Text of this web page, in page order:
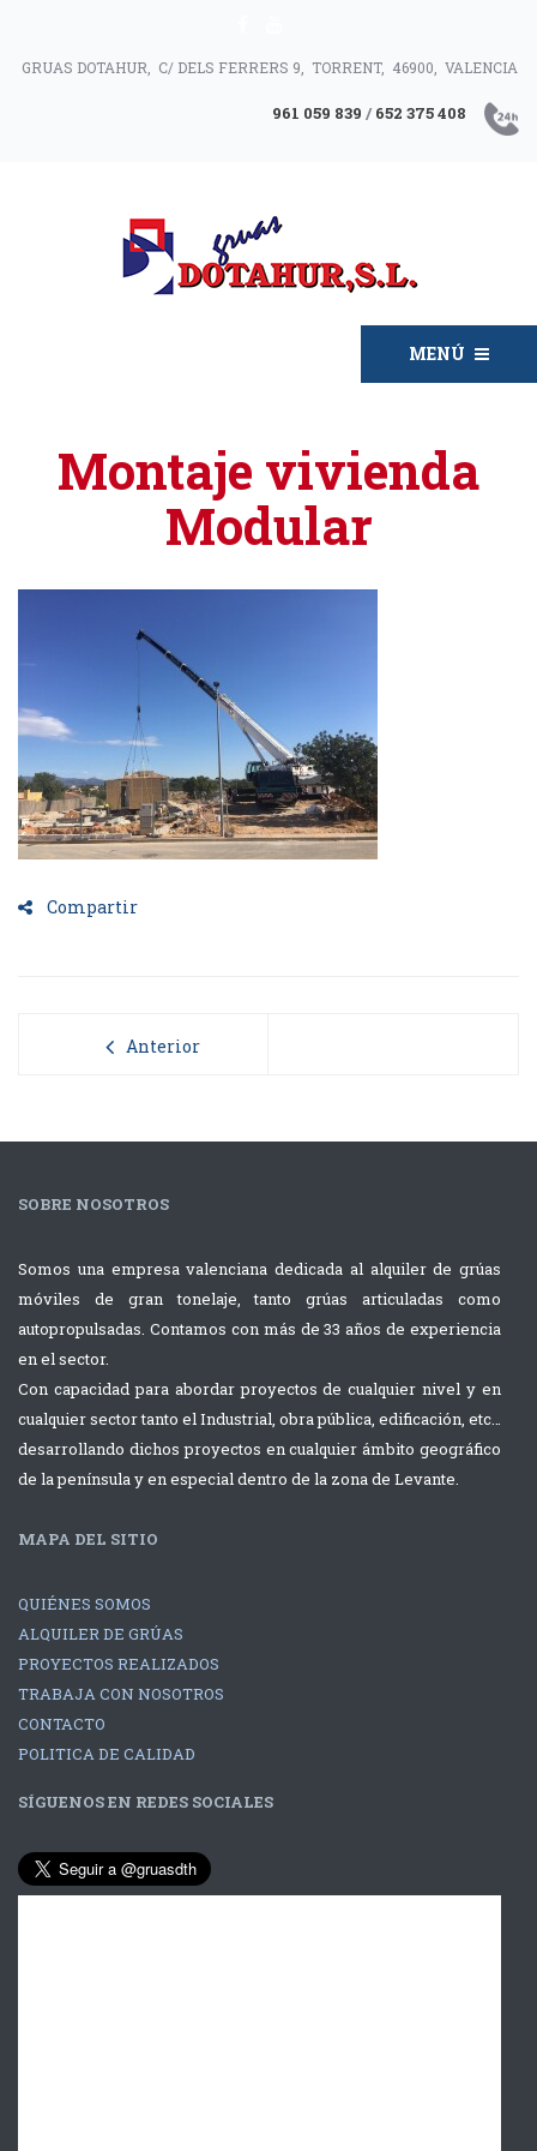
GRUAS DOTAHUR, C/ DELS FERRERS 9, TORRENT, 46900, VALENCIA
961 059 839 / 652 375 408
MENÚ
Montaje vivienda
Modular
Compartir
Anterior
SOBRE NOSOTROS
Somos una empresa valenciana dedicada al alquiler de grúas
móviles de gran tonelaje, tanto grúas articuladas como
autopropulsadas. Contamos con más de 33 años de experiencia
en el sector.
Con capacidad para abordar proyectos de cualquier nivel y en
cualquier sector tanto el Industrial, obra pública, edificación, etc…
desarrollando dichos proyectos en cualquier ámbito geográfico
de la península y en especial dentro de la zona de Levante.
MAPA DEL SITIO
QUIÉNES SOMOS
ALQUILER DE GRÚAS
PROYECTOS REALIZADOS
TRABAJA CON NOSOTROS
CONTACTO
POLITICA DE CALIDAD
SÍGUENOS EN REDES SOCIALES